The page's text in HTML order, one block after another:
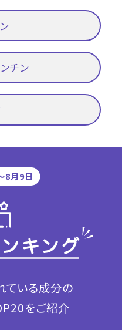
チン
8月9日
ている成分の
をご紹介